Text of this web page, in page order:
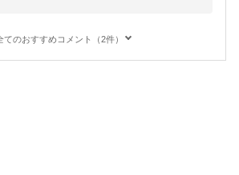
てのおすすめコメント（2件）